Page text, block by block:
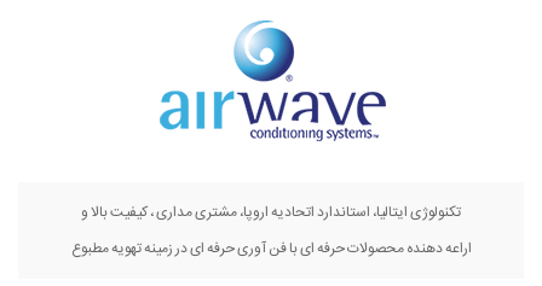
تکنولوژی ایتالیا، استاندارد اتحادیه اروپا، مشتری مداری ، کیفیت بالا و
اراعه دهنده محصولات حرفه ای با فن آوری حرفه ای در زمینه تهویه مطبوع